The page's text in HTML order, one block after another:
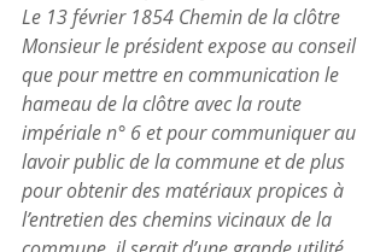
Le 13 février 1854 Chemin de la clôtre
Monsieur le président expose au conseil
que pour mettre en communication le
hameau de la clôtre avec la route
impériale n° 6 et pour communiquer au
lavoir public de la commune et de plus
pour obtenir des matériaux propices à
l’entretien des chemins vicinaux de la